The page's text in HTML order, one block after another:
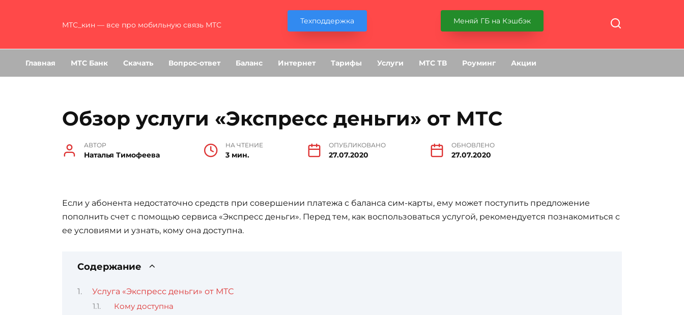
МТС_кин — все про мобильную связь МТС Техподдержка Меняй ГБ на Кэшбэк
Главная МТС Банк Скачать Вопрос-ответ Баланс Интернет Тарифы Услуги МТС ТВ Роуминг Акции
Обзор услуги «Экспресс деньги» от МТС
АВТОР
Наталья Тимофеева
НА ЧТЕНИЕ
3 мин.
ОПУБЛИКОВАНО
27.07.2020
ОБНОВЛЕНО
27.07.2020
Если у абонента недостаточно средств при совершении платежа с баланса сим-карты, ему может поступить предложение
пополнить счет с помощью сервиса «Экспресс деньги». Перед тем, как воспользоваться услугой, рекомендуется познакомиться с
ее условиями и узнать, кому она доступна.
Содержание
Услуга «Экспресс деньги» от МТС
Кому доступна